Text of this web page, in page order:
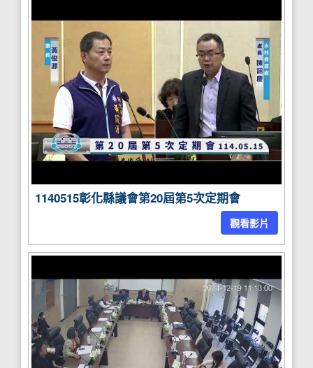
1140515彰化縣議會第20屆第5次定期會
觀看影片